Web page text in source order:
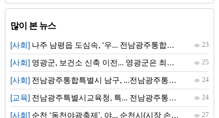
많이 본 뉴스
[사회] 나주 남평읍 도심속, ‘우... 전남광주통합특별시 나주시는 오는 8월 15일부터 16... 23
[사회] 영광군, 보건소 신축 이전... 영광군은 최근 보건소 신축사업과 관련해 제기된 사... 25
[사회] 전남광주통합특별시 남구, ...전남광주통합특별시 남구(구청장 김병내)는 의료기기 ... 24
[교육] 전남광주특별시교육청, 특... 전남광주통합특별시교육청(교육감 김대중)은 8월 5... 24
[사회] 순천 ‘동천야광축제’, 야... 순천시(시장 손훈모)는 한여름 밤 동천을 화려하게 ... 27